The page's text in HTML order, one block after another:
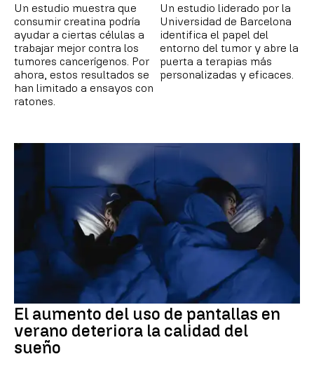
Un estudio muestra que
consumir creatina podría
ayudar a ciertas células a
trabajar mejor contra los
tumores cancerígenos. Por
ahora, estos resultados se
han limitado a ensayos con
ratones.
Un estudio liderado por la
Universidad de Barcelona
identifica el papel del
entorno del tumor y abre la
puerta a terapias más
personalizadas y eficaces.
El aumento del uso de pantallas en
verano deteriora la calidad del
sueño